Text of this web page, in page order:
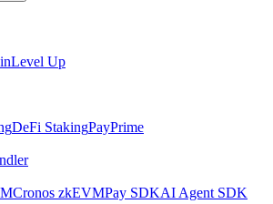
Level Up
DeFi StakingPayPrime
Cronos zkEVMPay SDKAI Agent SDK